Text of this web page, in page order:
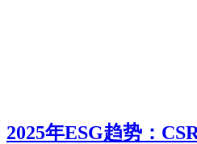
2025年ESG趋势：